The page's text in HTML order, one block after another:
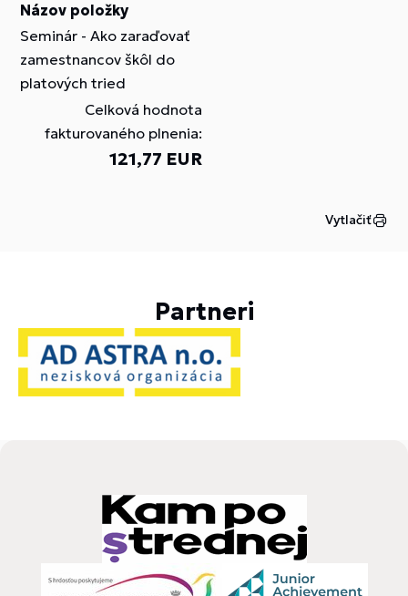
Názov položky
Seminár - Ako zaraďovať
zamestnancov škôl do
platových tried
Celková hodnota
fakturovaného plnenia:
121,77 EUR
Vytlačiť
Partneri